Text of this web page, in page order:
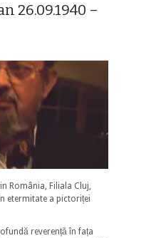
26.09.1940 –
România, Filiala Cluj,
etermitate a pictoriței
reverență în fața